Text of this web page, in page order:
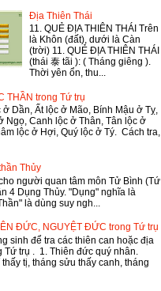
Địa Thiên Thái
11. QUẺ ĐỊA THIÊN THÁI Trên
là Khôn (đất), dưới là Càn
(trời) 11. QUẺ ĐỊA THIÊN THÁI
(thái 泰 tãi ): ( Tháng giêng ).
Thời yên ổn, thu...
THẦN trong Tứ trụ
ở Dần, Ất lộc ở Mão, Bính Mậu ở Tỵ,
Ngọ, Canh lộc ở Thân, Tân lộc ở
lộc ở Hợi, Quý lộc ở Tý. Cách tra,
Thủy
người quan tâm môn Tử Bình (Tứ
4 Dụng Thủy. "Dụng" nghĩa là
là dùng suy ngh...
ĐỨC, NGUYỆT ĐỨC trong Tứ trụ
sinh để tra các thiên can hoặc địa
Tứ trụ . 1. Thiên đức quý nhân.
thấy tị, tháng sửu thấy canh, tháng